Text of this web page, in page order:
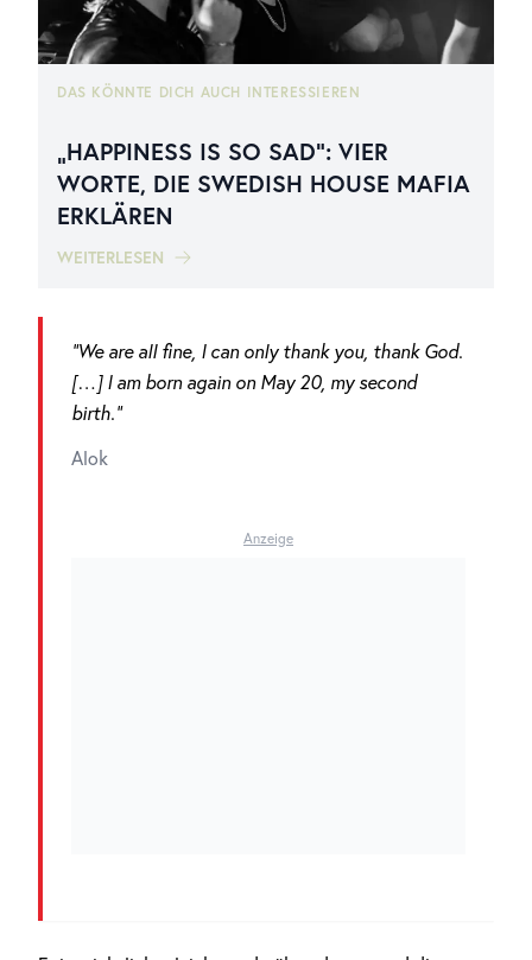
DAS KÖNNTE DICH AUCH INTERESSIEREN
„HAPPINESS IS SO SAD“: VIER
WORTE, DIE SWEDISH HOUSE MAFIA
ERKLÄREN
WEITERLESEN
“We are all fine, I can only thank you, thank God.
[…] I am born again on May 20, my second
birth.“
Alok
Anzeige